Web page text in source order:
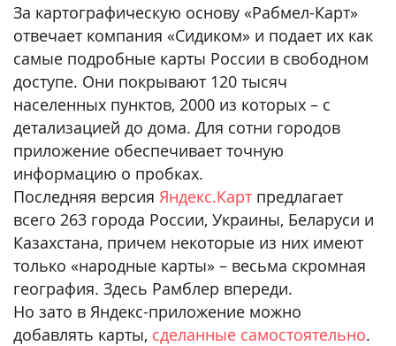
За картографическую основу «Рабмел-Карт»
отвечает компания «Сидиком» и подает их как
самые подробные карты России в свободном
доступе. Они покрывают 120 тысяч
населенных пунктов, 2000 из которых – с
детализацией до дома. Для сотни городов
приложение обеспечивает точную
информацию о пробках.
Последняя версия Яндекс.Карт предлагает
всего 263 города России, Украины, Беларуси и
Казахстана, причем некоторые из них имеют
только «народные карты» – весьма скромная
география. Здесь Рамблер впереди.
Но зато в Яндекс-приложение можно
добавлять карты, сделанные самостоятельно.